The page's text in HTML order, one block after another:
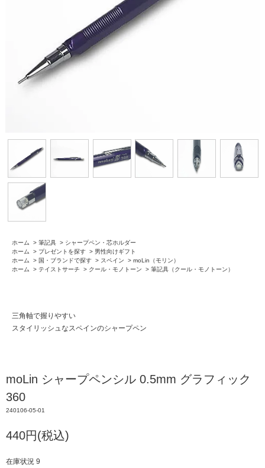
ホーム > 筆記具 > シャープペン・芯ホルダー
ホーム
> プレゼントを探す > 男性向けギフト
ホーム
> 国・ブランドで探す > スペイン > moLin（モリン）
ホーム
> テイストサーチ > クール・モノトーン > 筆記具（クール・モノトーン）
三角軸で握りやすい
スタイリッシュなスペインのシャープペン
moLin シャープペンシル 0.5mm グラフィック
360
240106-05-01
440円(税込)
在庫状況 9